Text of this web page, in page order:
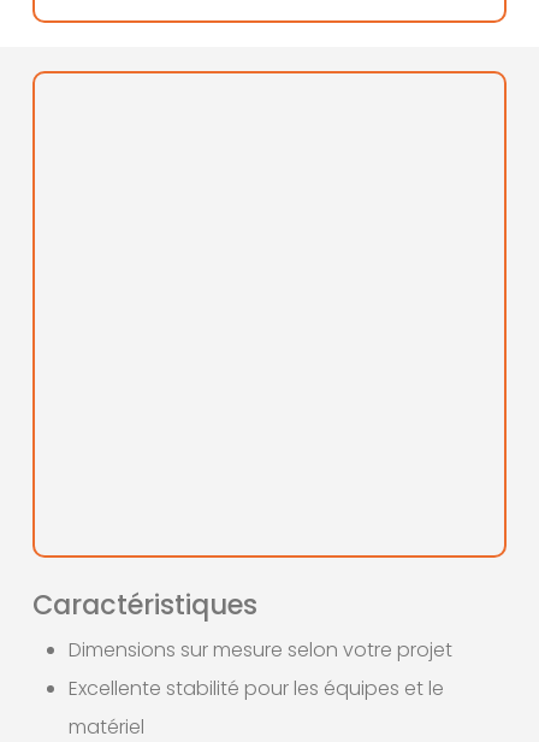
Caractéristiques
Dimensions sur mesure selon votre projet
Excellente stabilité pour les équipes et le
matériel